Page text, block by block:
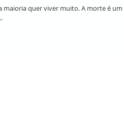
maioria quer viver muito. A morte é